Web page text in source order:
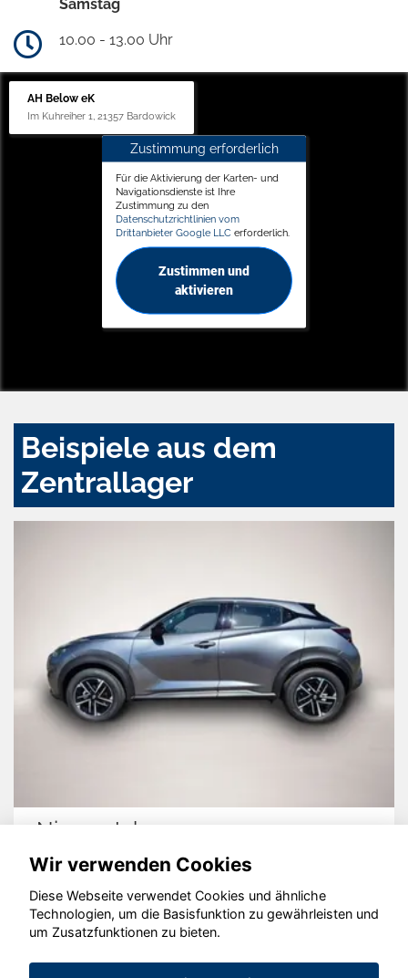
Samstag
10.00 - 13.00 Uhr
AH Below eK
Im Kuhreiher 1, 21357 Bardowick
Zustimmung erforderlich
Für die Aktivierung der Karten- und
Navigationsdienste ist Ihre
Zustimmung zu den
Datenschutzrichtlinien vom
Drittanbieter Google LLC erforderlich.
Zustimmen und
aktivieren
Beispiele aus dem
Zentrallager
Nissan Juke
© konjunkturmotor.de GmbH 2020 - 2026
Wir verwenden Cookies
Diese Webseite verwendet Cookies und ähnliche
Technologien, um die Basisfunktion zu gewährleisten und
um Zusatzfunktionen zu bieten.